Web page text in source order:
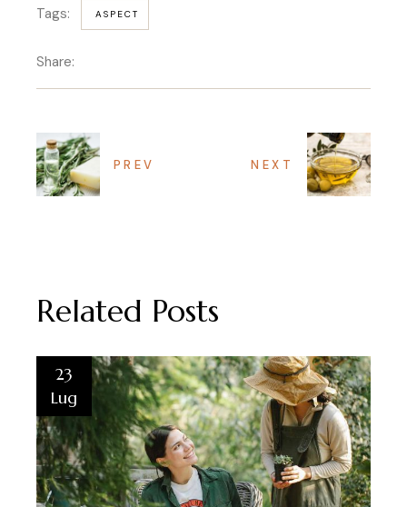
Tags: ASPECT
Share:
PREV NEXT
Related Posts
23
Lug